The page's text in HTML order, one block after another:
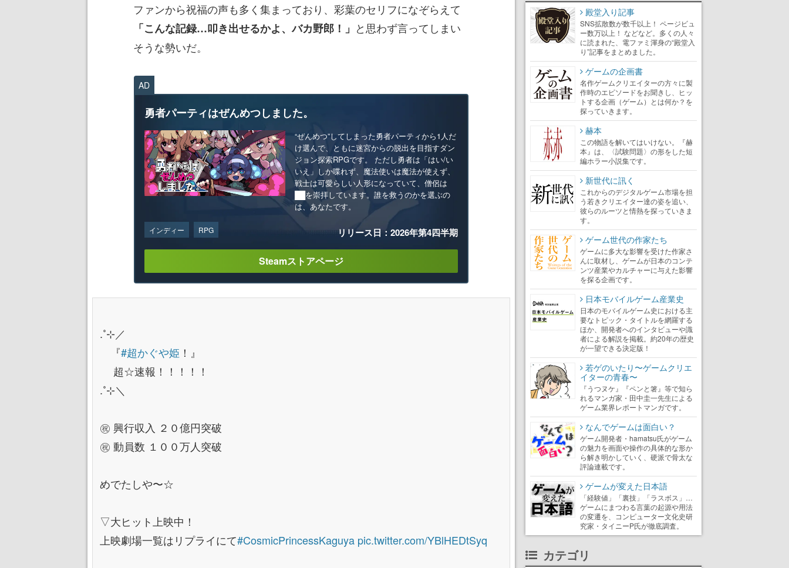
ファンから祝福の声も多く集まっており、彩葉のセリフになぞらえて
「こんな記録…叩き出せるかよ、バカ野郎！」 と思わず言ってしまい
そうな勢いだ。
AD
勇者パーティはぜんめつしました。
“ぜんめつ”してしまった勇者パーティから1人だ
け選んで、ともに迷宮からの脱出を目指すダン
ジョン探索RPGです。 ただし勇者は「はい/い
いえ」しか喋れず、魔法使いは魔法が使えず、
戦士は可愛らしい人形になっていて、僧侶は
██を崇拝しています。誰を救うのかを選ぶの
は、あなたです。
インディー RPG リリース日：2026年第4四半期
Steamストアページ
.˚⊹／
『#超かぐや姫 ！』
超☆速報！！！！！
.˚⊹＼
㊗️ 興行収入 ２０億円突破
㊗️ 動員数 １００万人突破
めでたしや〜☆
▽大ヒット上映中！
上映劇場一覧はリプライにて#CosmicPrincessKaguya pic.twitter.com/YBlHEDtSyq
殿堂入り記事
SNS拡散数が数千以上！ ページビュ
ー数万以上！ などなど。多くの人々
に読まれた、電ファミ渾身の“殿堂入
り”記事をまとめました。
ゲームの企画書
名作ゲームクリエイターの方々に製
作時のエピソードをお聞きし、ヒッ
トする企画（ゲーム）とは何か？を
探っていきます。
赫本
この物語を解いてはいけない。『赫
本』は、〈試験問題〉の形をした短
編ホラー小説集です。
新世代に訊く
これからのデジタルゲーム市場を担
う若きクリエイター達の姿を追い、
彼らのルーツと情熱を探っていきま
す。
ゲーム世代の作家たち
ゲームに多大な影響を受けた作家さ
んに取材し、ゲームが日本のコンテ
ンツ産業やカルチャーに与えた影響
を探る企画です。
日本モバイルゲーム産業史
日本のモバイルゲーム史における主
要なトピック・タイトルを網羅する
ほか、開発者へのインタビューや識
者による解説を掲載。約20年の歴史
が一望できる決定版！
若ゲのいたり〜ゲームクリエ
イターの青春〜
『うつヌケ』『ペンと箸』等で知ら
れるマンガ家・田中圭一先生による
ゲーム業界レポートマンガです。
なんでゲームは面白い？
ゲーム開発者・hamatsu氏がゲーム
の魅力を画面や操作の具体的な形か
ら解き明かしていく、硬派で骨太な
評論連載です。
ゲームが変えた日本語
「経験値」「裏技」「ラスボス」…
ゲームにまつわる言葉の起源や用法
の変遷を、コンピューター文化史研
究家・タイニーP氏が徹底調査。
カテゴリ